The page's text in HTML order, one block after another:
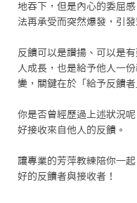
地吞下，但是內心的委屈
法再承受而突然爆發，引
反饋可以是讚揚、可以是
人成長，也是給予他人一
變，關鍵在於「給予反饋
你是否曾經歷過上述狀況
好接收來自他人的反饋。
讓專業的芳萍教練陪你一
好的反饋者與接收者！